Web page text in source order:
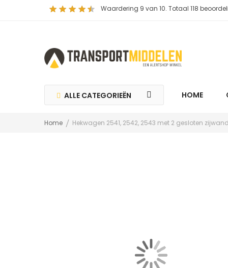
Waardering 9 van 10. Totaal 118
ALLE CATEGORIEËN HOME
Home Hekwagen 2541, 2542, 2543 met 2 gesloten